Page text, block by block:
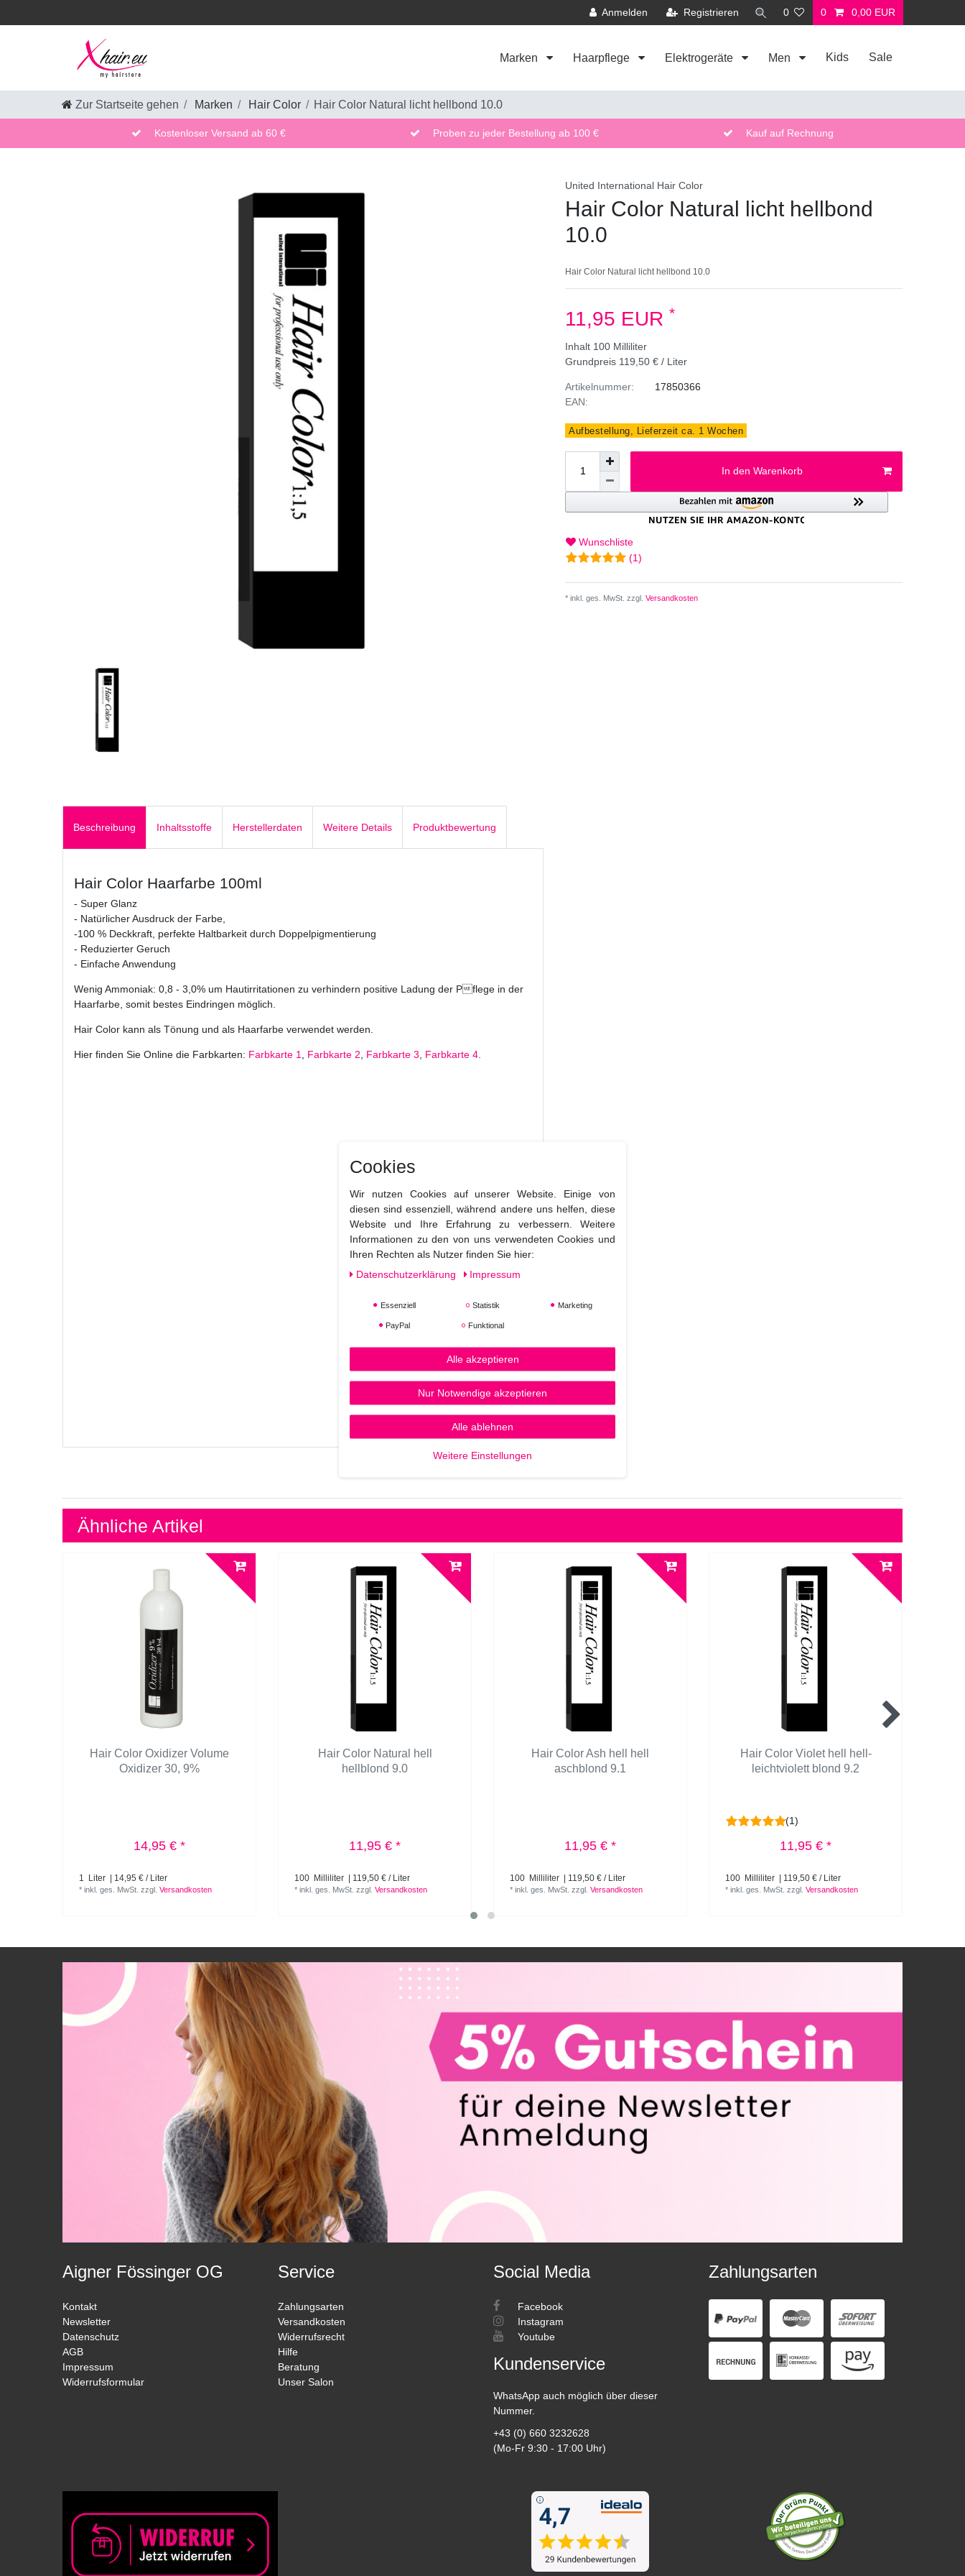
Anmelden Registrieren 0 0 0,00 EUR
Marken Haarpflege Elektrogeräte Men Kids Sale
Zur Startseite gehen Marken Hair Color Hair Color Natural licht hellbond 10.0
Kostenloser Versand ab 60 € Proben zu jeder Bestellung ab 100 € Kauf auf Rechnung
United International Hair Color
Hair Color Natural licht hellbond
10.0
Hair Color Natural licht hellbond 10.0
11,95 EUR *
Inhalt 100 Milliliter
Grundpreis 119,50 € / Liter
Artikelnummer:
EAN:
17850366
Aufbestellung, Lieferzeit ca. 1 Wochen
In den Warenkorb
Wunschliste
(1)
* inkl. ges. MwSt. zzgl. Versandkosten
Beschreibung Inhaltsstoffe Herstellerdaten Weitere Details Produktbewertung
Hair Color Haarfarbe 100ml
- Super Glanz
- Natürlicher Ausdruck der Farbe,
-100 % Deckkraft, perfekte Haltbarkeit durch Doppelpigmentierung
- Reduzierter Geruch
- Einfache Anwendung
Wenig Ammoniak: 0,8 - 3,0% um Hautirritationen zu verhindern positive Ladung der Pflege in der
Haarfarbe, somit bestes Eindringen möglich.
Hair Color kann als Tönung und als Haarfarbe verwendet werden.
Hier finden Sie Online die Farbkarten: Farbkarte 1 Farbkarte 2 Farbkarte 3 Farbkarte 4
Ähnliche Artikel
Hair Color Oxidizer Volume
Oxidizer 30, 9%
14,95 € *
1 Liter | 14,95 € / Liter
*inkl. ges. MwSt. zzgl.Versandkosten
Hair Color Natural hell
hellblond 9.0
11,95 € *
100 Milliliter | 119,50 € / Liter
*inkl. ges. MwSt. zzgl.Versandkosten
Hair Color Ash hell hell
aschblond 9.1
11,95 € *
100 Milliliter | 119,50 € / Liter
*inkl. ges. MwSt. zzgl.Versandkosten
Hair Color Violet hell hell-
leichtviolett blond 9.2
(1)
11,95 € *
100 Milliliter | 119,50 € / Liter
*inkl. ges. MwSt. zzgl.Versandkosten
Aigner Fössinger OG
Kontakt
Newsletter
Datenschutz
AGB
Impressum
Widerrufsformular
Service
Zahlungsarten
Versandkosten
Widerrufsrecht
Hilfe
Beratung
Unser Salon
Social Media
Facebook
Instagram
Youtube
Kundenservice
WhatsApp auch möglich über dieser
Nummer.
+43 (0) 660 3232628
(Mo-Fr 9:30 - 17:00 Uhr)
Zahlungsarten
Cookies
Wir nutzen Cookies auf unserer Website. Einige von
diesen sind essenziell, während andere uns helfen, diese
Website und Ihre Erfahrung zu verbessern. Weitere
Informationen zu den von uns verwendeten Cookies und
Ihren Rechten als Nutzer finden Sie hier:
Daten­schutz­erklärung
Impressum
Essenziell Statistik Marketing
PayPal Funktional
Alle akzeptieren
Nur Notwendige akzeptieren
Alle ablehnen
Weitere Einstellungen